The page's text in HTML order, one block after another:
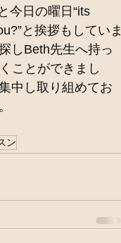
今日の曜日“its
と挨拶もしていま
しBeth先生へ持っ
ことができまし
中し取り組めてお
ン